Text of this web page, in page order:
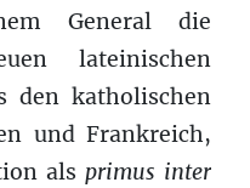
General die
lateinischen
den katholischen
und Frankreich,
alsprimus inter